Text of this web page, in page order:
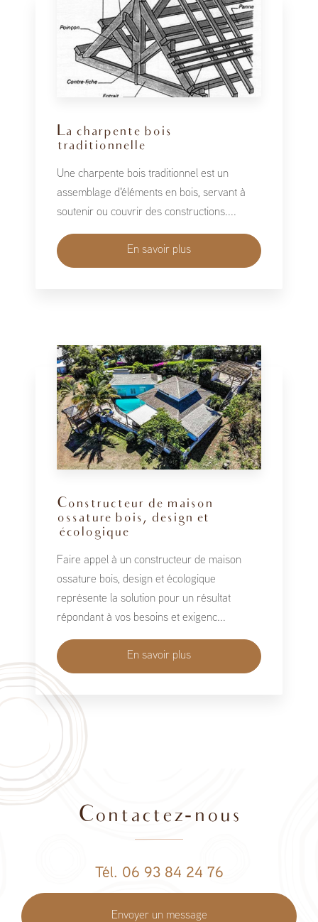
La charpente bois
traditionnelle
Une charpente bois traditionnel est un
assemblage d'éléments en bois, servant à
soutenir ou couvrir des constructions....
En savoir plus
Constructeur de maison
ossature bois, design et
écologique
Faire appel à un constructeur de maison
ossature bois, design et écologique
représente la solution pour un résultat
répondant à vos besoins et exigenc...
En savoir plus
Contactez-nous
Tél. 06 93 84 24 76
Envoyer un message